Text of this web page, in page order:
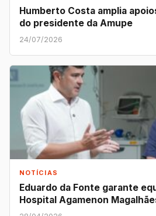
Humberto Costa amplia
do presidente da Amupe
24/07/2026
NOTÍCIAS
Eduardo da Fonte garante
Hospital Agamenon